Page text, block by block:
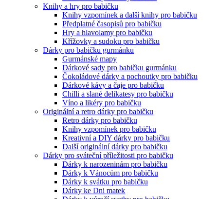
Knihy a hry pro babičku
Knihy vzpomínek a další knihy pro babičku
Předplatné časopisů pro babičku
Hry a hlavolamy pro babičku
Křížovky a sudoku pro babičku
Dárky pro babičku gurmánku
Gurmánské mapy
Dárkové sady pro babičku gurmánku
Čokoládové dárky a pochoutky pro babičku
Dárkové kávy a čaje pro babičku
Chilli a slané delikatesy pro babičku
Víno a likéry pro babičku
Originální a retro dárky pro babičku
Retro dárky pro babičku
Knihy vzpomínek pro babičku
Kreativní a DIY dárky pro babičku
Další originální dárky pro babičku
Dárky pro sváteční příležitosti pro babičku
Dárky k narozeninám pro babičku
Dárky k Vánocům pro babičku
Dárky k svátku pro babičku
Dárky ke Dni matek